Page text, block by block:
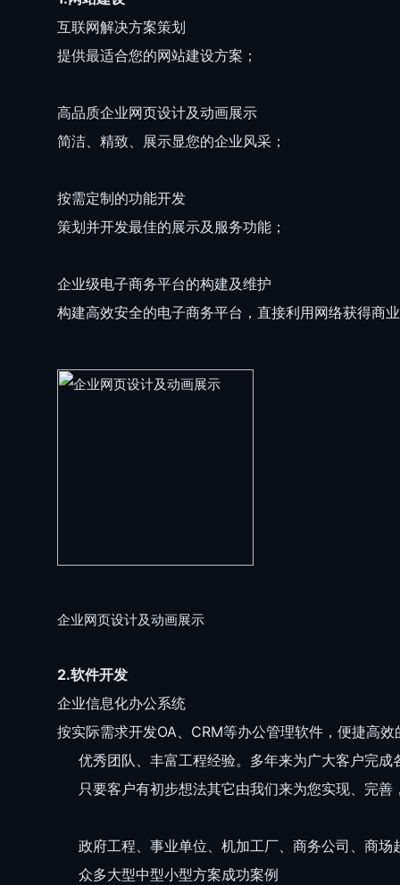
互联网解决方案策划
提供最适合您的网站建设方案；
高品质企业网页设计及动画展示
简洁、精致、展示显您的企业风采；
按需定制的功能开发
策划并开发最佳的展示及服务功能；
企业级电子商务平台的构建及维护
构建高效安全的电子商务平台，直接利用网络获得商
企业网页设计及动画展示
2.软件开发
企业信息化办公系统
按实际需求开发OA、CRM等办公管理软件，便捷高
优秀团队、丰富工程经验。多年来为广大客户完成
只要客户有初步想法其它由我们来为您实现、完
政府工程、事业单位、机加工厂、商务公司、商场
众多大型中型小型方案成功案例